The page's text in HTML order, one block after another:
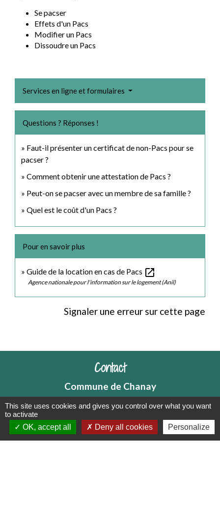
Se pacser
Effets d'un Pacs
Modifier un Pacs
Dissoudre un Pacs
Services en ligne et formulaires
Questions ? Réponses !
Faut-il présenter un certificat de non-Pacs pour se
pacser ?
Comment obtenir une attestation de Pacs ?
Peut-on se pacser avec un membre de sa famille ?
Quel est le coût d'un Pacs ?
Pour en savoir plus
Guide de la location en cas de Pacs open_in_new
Agence nationale pour l'information sur le logement (Anil)
Signaler une erreur sur cette page
Contact
Commune de Chanay
5 Place des tilleuls
01420 Chanay - FRANCE
Contact par formulaire
This site uses cookies and gives you control over what you want
to activate
OK, accept all
Deny all cookies Personalize